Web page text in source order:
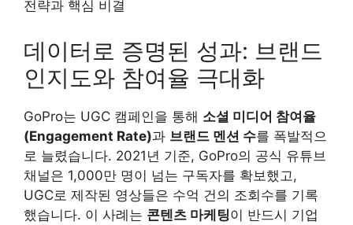
데이터로 증명된 성과: 브랜드
인지도와 참여율 극대화
GoPro는 UGC 캠페인을 통해 소셜 미디어 참여율
(Engagement Rate)과 브랜드 멘션 수를 폭발적으
로 늘렸습니다. 2021년 기준, GoPro의 공식 유튜브
채널은 1,000만 명이 넘는 구독자를 확보했고,
UGC로 제작된 영상들은 수억 건의 조회수를 기록
했습니다. 이 사례는 콘텐츠 마케팅이 반드시 기업